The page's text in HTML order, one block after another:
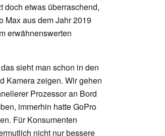
doch etwas überraschend,
Max aus dem Jahr 2019
erwähnenswerten
sieht man schon in den
Kamera zeigen. Wir gehen
Prozessor an Bord
immerhin hatte GoPro
Für Konsumenten
nicht nur bessere